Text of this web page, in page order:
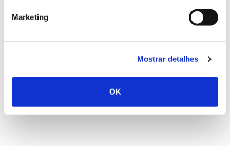
Marketing
Mostrar detalhes
OK
25.06.2026
Natureza e florestas procuram jovens voluntários
no verão 2026